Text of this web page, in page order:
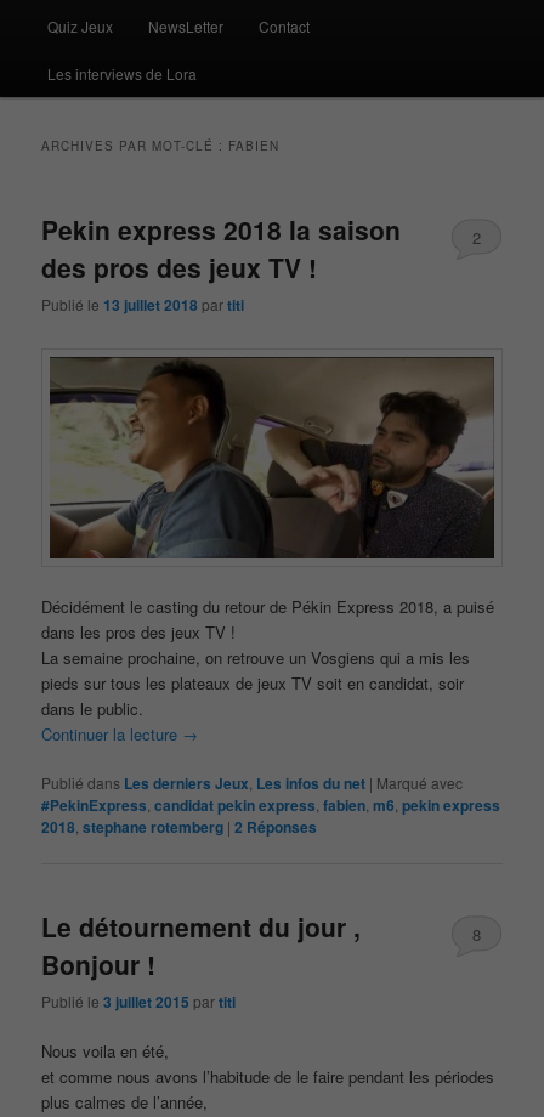
Quiz Jeux NewsLetter Contact
Les interviews de Lora
ARCHIVES PAR MOT-CLÉ : FABIEN
Pekin express 2018 la saison
des pros des jeux TV !
Publié le 13 juillet 2018 partiti
2
Décidément le casting du retour de Pékin Express 2018, a puisé
dans les pros des jeux TV !
La semaine prochaine, on retrouve un Vosgiens qui a mis les
pieds sur tous les plateaux de jeux TV soit en candidat, soir
dans le public.
Continuer la lecture →
Publié dans Les derniers Jeux Les infos du net | Marqué avec
#PekinExpress ,candidat pekin express ,fabien ,m6 ,pekin express
2018 ,stephane rotemberg |2 Réponses
Le détournement du jour ,
Bonjour !
Publié le3 juillet 2015 partiti
8
Nous voila en été,
et comme nous avons l’habitude de le faire pendant les périodes
plus calmes de l’année,